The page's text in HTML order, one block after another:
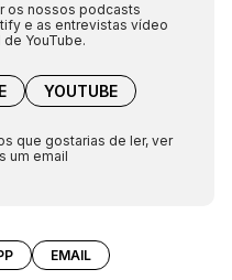
EMAIL
os nossos podcasts
e as entrevistas vídeo
YouTube.
YOUTUBE
que gostarias de ler, ver
um email